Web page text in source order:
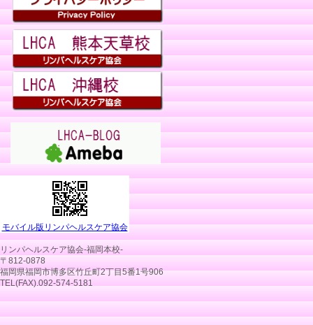
モバイル版リンパヘルスケア協会
リンパヘルスケア協会‐福岡本校‐
〒812-0878
福岡県福岡市博多区竹丘町2丁目5番1号906
TEL(FAX).092-574-5181